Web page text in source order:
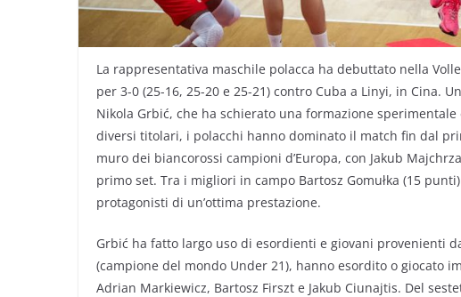
La rappresentativa maschile polacca ha debuttato nella
per 3-0 (25-16, 25-20 e 25-21) contro Cuba a Linyi, in Cina.
Nikola Grbić, che ha schierato una formazione
diversi titolari, i polacchi hanno dominato il match fin dal
muro dei biancorossi campioni d’Europa, con Jakub
primo set. Tra i migliori in campo Bartosz Gomułka (15
protagonisti di un’ottima prestazione.
Grbić ha fatto largo uso di esordienti e giovani provenienti
(campione del mondo Under 21), hanno esordito o giocato
Adrian Markiewicz, Bartosz Firszt e Jakub Ciunajtis. Del